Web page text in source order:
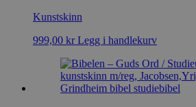
Kunstskinn
999,00 kr Legg i handlekurv